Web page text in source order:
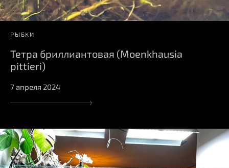
РЫБКИ
Тетра бриллиантовая (Moenkhausia
pittieri)
7 апреля 2024